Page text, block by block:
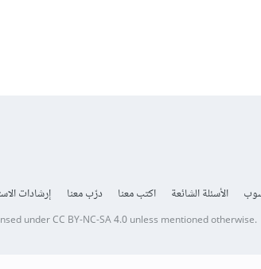
الأسئلة الشائعة اكتب معنا درّب معنا إرشادات
underCC BY-NC-SA 4.0unless mentioned otherwise.